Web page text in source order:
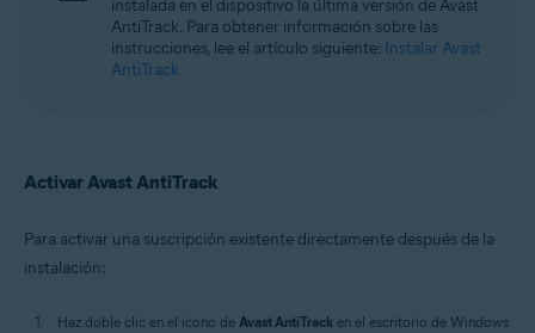
instalada en el dispositivo la última versión de Avast
AntiTrack. Para obtener información sobre las
instrucciones, lee el artículo siguiente: Instalar Avast
AntiTrack
Activar Avast AntiTrack
Para activar una suscripción existente directamente después de la
instalación:
Haz doble clic en el icono de Avast AntiTrack en el escritorio de Windows